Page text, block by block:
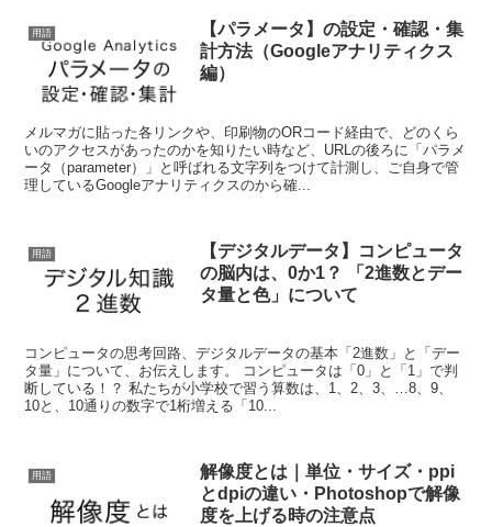
用語
【パラメータ】の設定・確認・集
計方法（Googleアナリティクス
編）
メルマガに貼った各リンクや、印刷物のORコード経由で、どのくら
いのアクセスがあったのかを知りたい時など、URLの後ろに「パラメ
ータ（parameter）」と呼ばれる文字列をつけて計測し、ご自身で管
理しているGoogleアナリティクスのから確...
用語
【デジタルデータ】コンピュータ
の脳内は、0か1？ 「2進数とデー
タ量と色」について
コンピュータの思考回路、デジタルデータの基本「2進数」と「デー
タ量」について、お伝えします。 コンピュータは「0」と「1」で判
断している！？ 私たちが小学校で習う算数は、1、2、3、…8、9、
10と、10通りの数字で1桁増える「10...
用語
解像度とは｜単位・サイズ・ppi
とdpiの違い・Photoshopで解像
度を上げる時の注意点